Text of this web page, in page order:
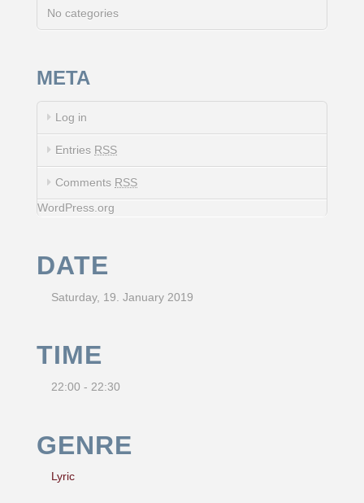
No categories
META
Log in
Entries RSS
Comments RSS
WordPress.org
DATE
Saturday, 19. January 2019
TIME
22:00 - 22:30
GENRE
Lyric